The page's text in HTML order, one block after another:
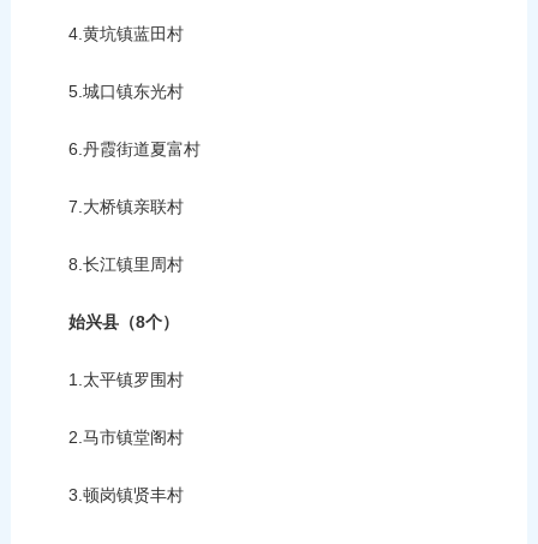
4.黄坑镇蓝田村
5.城口镇东光村
6.丹霞街道夏富村
7.大桥镇亲联村
8.长江镇里周村
始兴县（8个）
1.太平镇罗围村
2.马市镇堂阁村
3.顿岗镇贤丰村